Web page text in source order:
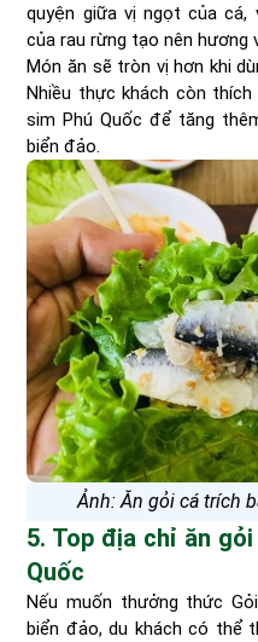
quyện giữa vị ngọt của
của rau rừng tạo nên hương
Món ăn sẽ tròn vị hơn khi
Nhiều thực khách còn
sim Phú Quốc để tăng
biển đảo.
Ảnh: Ăn gỏi cá trích
5. Top địa chỉ ăn
Quốc
Nếu muốn thưởng thức
biển đảo, du khách có thể